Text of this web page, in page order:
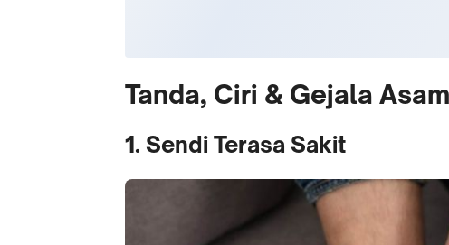
Tanda, Ciri & Gejala
1. Sendi Terasa Sakit